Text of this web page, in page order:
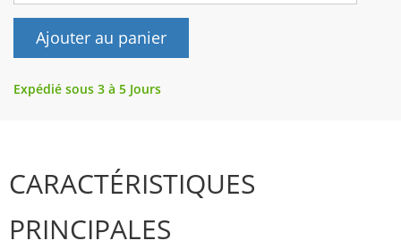
Ajouter au panier
Expédié sous 3 à 5 Jours
CARACTÉRISTIQUES
PRINCIPALES